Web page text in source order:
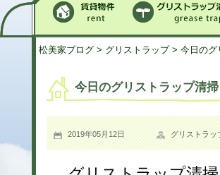
松美家ブログ > グリストラップ> 今日のグ
今日のグリストラップ清掃
2019年05月12日 グリストラッ